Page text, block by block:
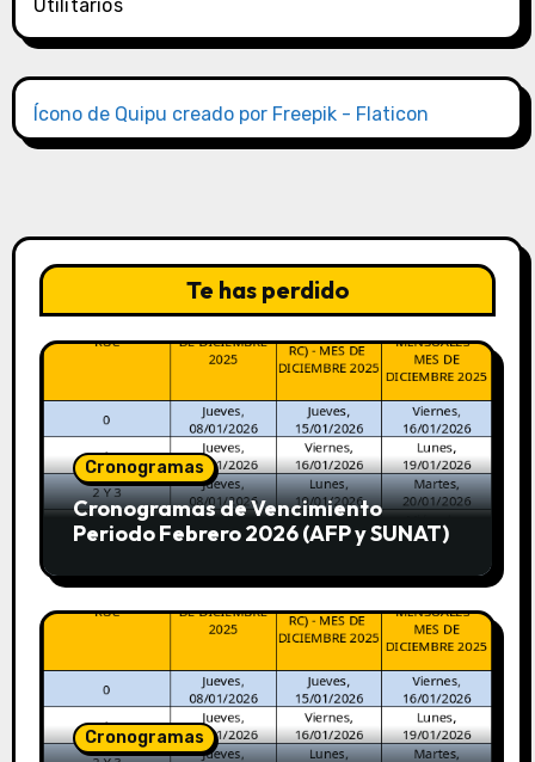
Utilitarios
Ícono de Quipu creado por Freepik - Flaticon
Te has perdido
Cronogramas
Cronogramas de Vencimiento
Periodo Febrero 2026 (AFP y SUNAT)
Cronogramas